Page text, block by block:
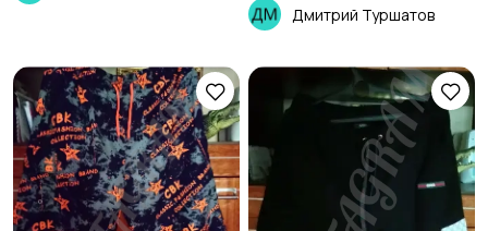
Дмитрий Туршатов